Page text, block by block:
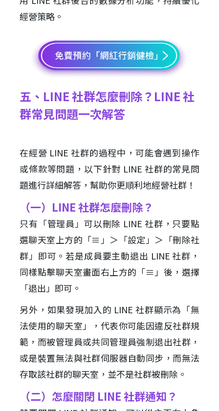
經營策略。
五、LINE 社群怎麼刪除？LINE 社
群常見問題一次解答
在經營 LINE 社群的過程中，可能會遇到操作
或條款等問題，以下針對 LINE 社群的常見問
題進行詳細解答，幫助你更順利地經營社群！
（一）LINE 社群怎麼刪除？
只有「管理員」可以刪除 LINE 社群，只要點
選聊天室上方的「≡」＞「設定」＞「刪除社
群」即可。若是成員要主動退出 LINE 社群，
同樣點擊聊天室畫面右上方的「≡」後，選擇
「退出」即可。
另外，如果發現加入的 LINE 社群顯示為「無
法使用的聊天室」，代表你可能因違反社群規
範，而被管理員或共同管理員強制退出社群，
或是裝置無法與社群伺服器自動同步，而無法
存取該社群的聊天室，並不是社群被刪除。
（二）怎麼關閉 LINE 社群通知？